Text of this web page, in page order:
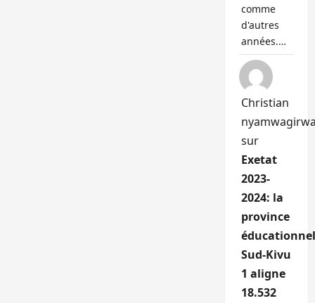
comme
d'autres
années.…
Christian
sur
Exetat
2023-
2024: la
province
Sud-Kivu
1 aligne
18.532